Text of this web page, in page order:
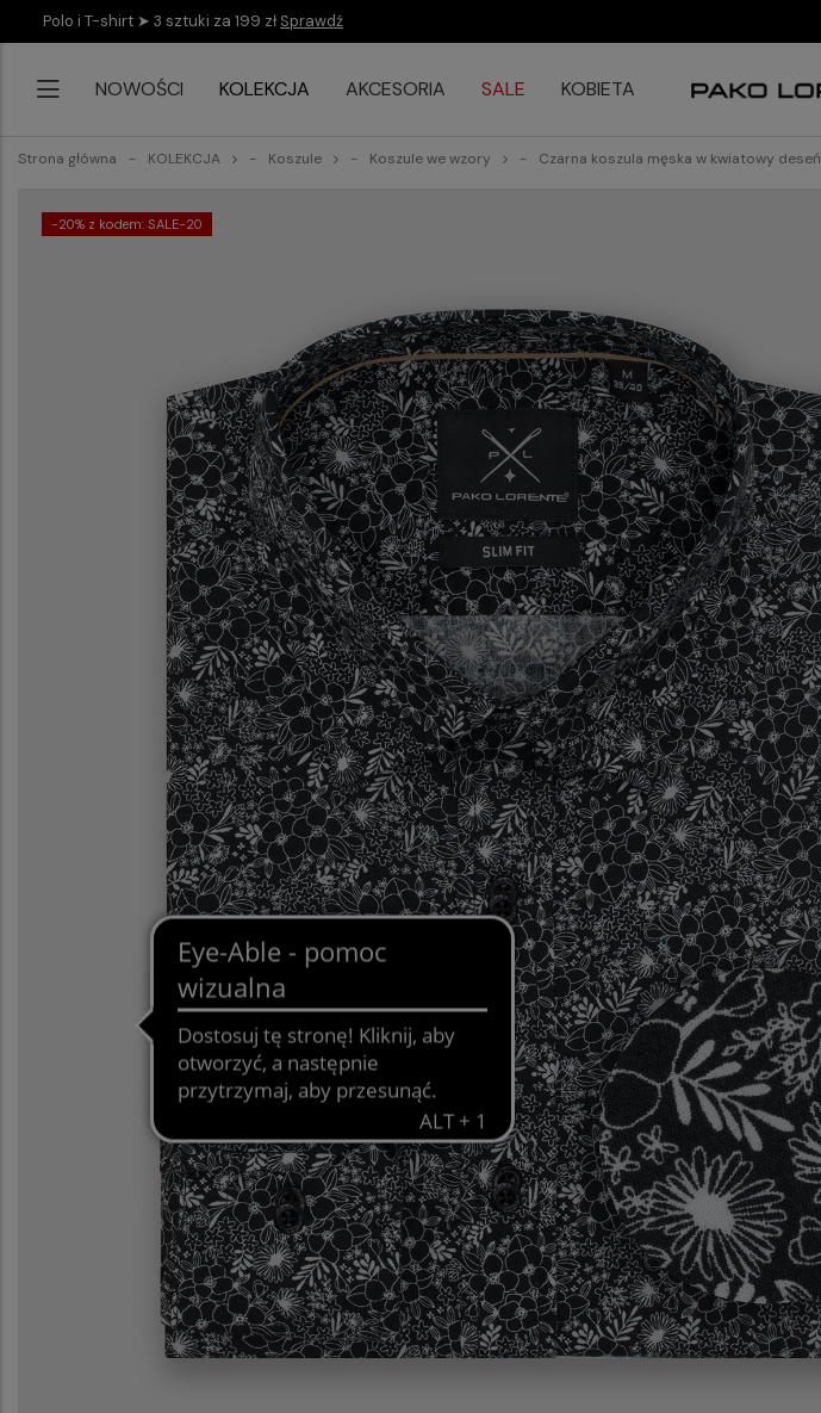
Polo i T-shirt ➤ 3 sztuki za 199 zł Sprawdź
NOWOŚCI KOLEKCJA AKCESORIA SALE KOBIETA
Strona główna KOLEKCJA Koszule Koszule we wzory Czarna koszula męska w kwiatowy deseń
-20% z kodem: SALE-20